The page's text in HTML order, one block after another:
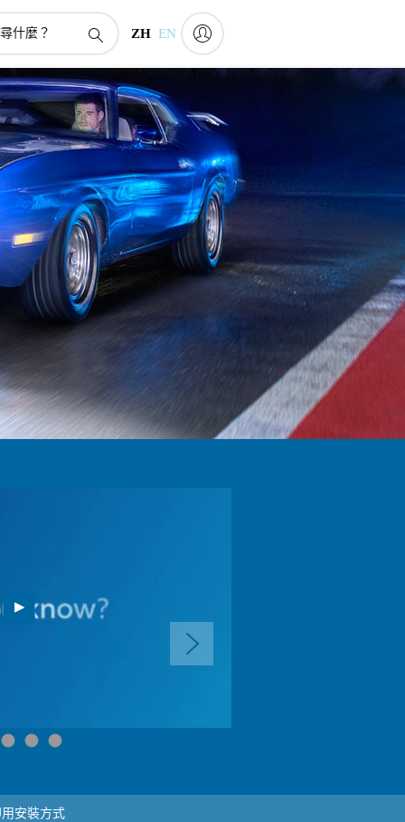
ZH EN
安裝方式